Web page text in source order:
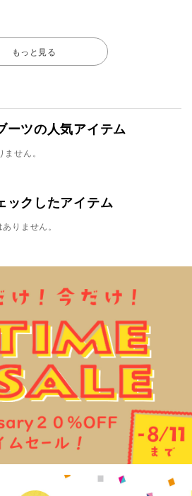
もっと見る
ーツの人気アイテム
せん。
ックしたアイテム
りません。